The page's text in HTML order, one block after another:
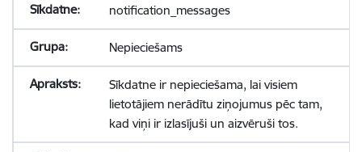
notification_messages
Nepieciešams
Sīkdatne ir nepieciešama, lai visiem
lietotājiem nerādītu ziņojumus pēc tam,
kad viņi ir izlasījuši un aizvēruši tos.